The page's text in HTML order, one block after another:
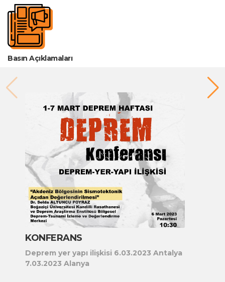
Basın Açıklamaları
KONFERANS
Deprem yer yapı ilişkisi 6.03.2023 Antalya
7.03.2023 Alanya